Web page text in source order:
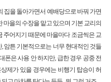
집을 돌아가면서 예배당으로 바꿔 가면
마을의 수장을 맡고 있으며 기본 교리의
주어지기 때문에 마을마다 조금씩은 교
암튼 기본적으로는 너무 현대적인 것들
폰은 사용 안 하지만, 급한 경우 공중 전
제가 있을 경우에는 비행기 탑승이 허